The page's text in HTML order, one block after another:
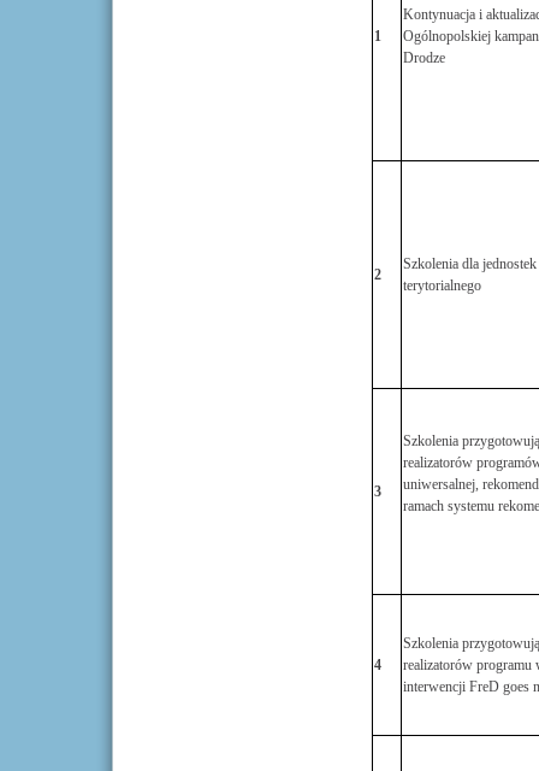
1
Kontynuacja i
Ogólnopolskiej
Drodze
2
Szkolenia dla
terytorialnego
3
Szkolenia
realizatorów
uniwersalnej,
ramach systemu
4
Szkolenia
realizatorów programu
interwencji FreD goes